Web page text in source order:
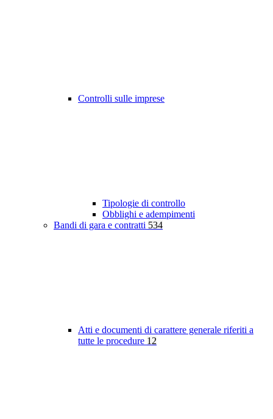
Controlli sulle imprese
Tipologie di controllo
Obblighi e adempimenti
Bandi di gara e contratti 534
Atti e documenti di carattere generale riferiti a
tutte le procedure 12